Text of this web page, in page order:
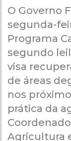
O Governo
segunda-
Programa
segundo
visa
de áreas
nos
prática da
Agricultura